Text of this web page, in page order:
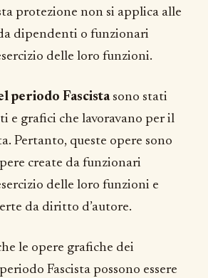
protezione non si applica alle
dipendenti o funzionari
delle loro funzioni.
periodo Fascistasono stati
e grafici che lavoravano per il
Pertanto, queste opere sono
create da funzionari
delle loro funzioni e
da diritto d’autore.
le opere grafiche dei
Fascista possono essere